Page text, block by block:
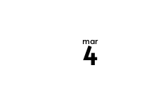
mar
4